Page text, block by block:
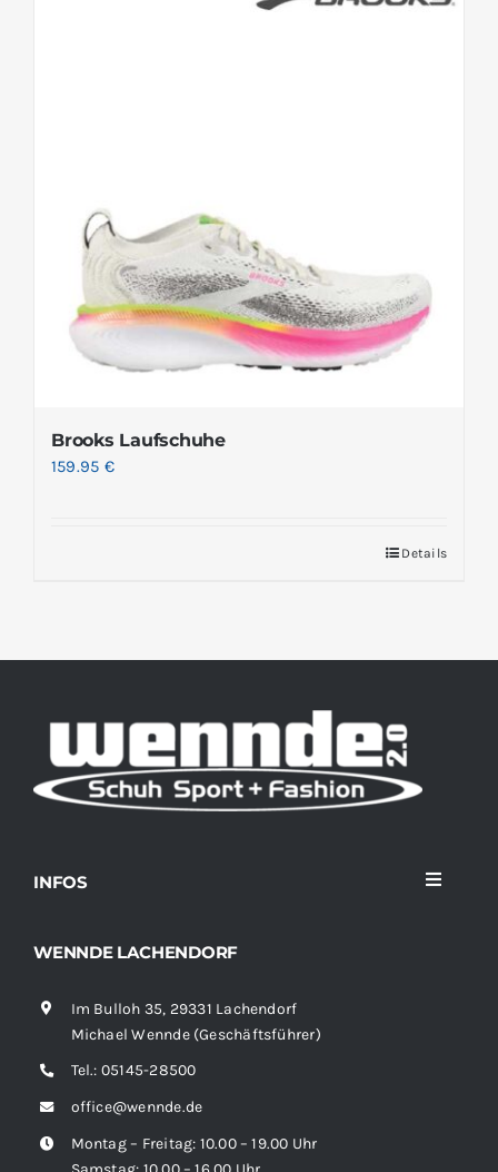
Brooks Laufschuhe
159.95 €
Details
INFOS
Toggle
Sortiment
News
Kontakt
WENNDE LACHENDORF
Im Bulloh 35, 29331 Lachendorf
Michael Wennde (Geschäftsführer)
Tel.: 05145-28500
office@wennde.de
Montag – Freitag: 10.00 – 19.00 Uhr